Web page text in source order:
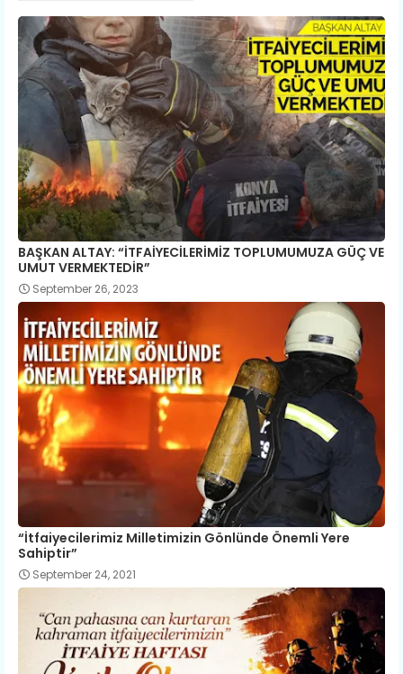
BAŞKAN ALTAY: “İTFAİYECİLERİMİZ TOPLUMUMUZA GÜÇ VE
UMUT VERMEKTEDİR”
September 26, 2023
​“İtfaiyecilerimiz Milletimizin Gönlünde Önemli Yere
Sahiptir”
September 24, 2021